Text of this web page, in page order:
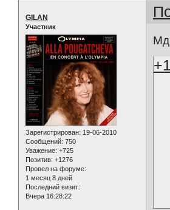
GILAN
Участник
Зарегистрирован: 19-06-2010
Сообщений: 750
Уважение: +725
Позитив: +1276
Провел на форуме:
1 месяц 8 дней
Последний визит:
Вчера 16:28:22
+1